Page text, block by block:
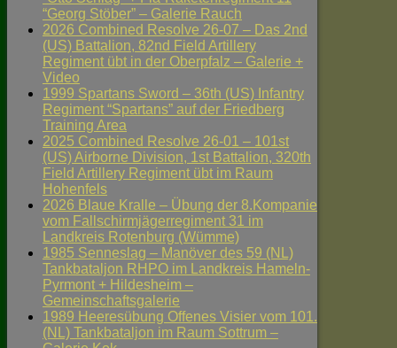
“Georg Stöber” – Galerie Rauch
2026 Combined Resolve 26-07 – Das 2nd
(US) Battalion, 82nd Field Artillery
Regiment übt in der Oberpfalz – Galerie +
Video
1999 Spartans Sword – 36th (US) Infantry
Regiment “Spartans” auf der Friedberg
Training Area
2025 Combined Resolve 26-01 – 101st
(US) Airborne Division, 1st Battalion, 320th
Field Artillery Regiment übt im Raum
Hohenfels
2026 Blaue Kralle – Übung der 8.Kompanie
vom Fallschirmjägerregiment 31 im
Landkreis Rotenburg (Wümme)
1985 Senneslag – Manöver des 59 (NL)
Tankbataljon RHPO im Landkreis Hameln-
Pyrmont + Hildesheim –
Gemeinschaftsgalerie
1989 Heeresübung Offenes Visier vom 101.
(NL) Tankbataljon im Raum Sottrum –